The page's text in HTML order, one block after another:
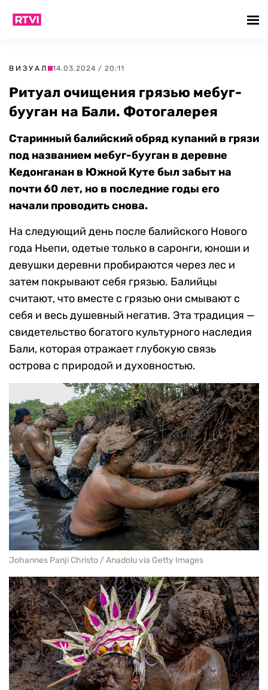
ВИЗУАЛ 14.03.2024 / 20:11
Ритуал очищения грязью мебуг-
бууган на Бали. Фотогалерея
Старинный балийский обряд купаний в грязи
под названием мебуг-бууган в деревне
Кедонганан в Южной Куте был забыт на
почти 60 лет, но в последние годы его
начали проводить снова.
На следующий день после балийского Нового
года Ньепи, одетые только в саронги, юноши и
девушки деревни пробираются через лес и
затем покрывают себя грязью. Балийцы
считают, что вместе с грязью они смывают с
себя и весь душевный негатив. Эта традиция —
свидетельство богатого культурного наследия
Бали, которая отражает глубокую связь
острова с природой и духовностью.
Johannes Panji Christo / Anadolu via Getty Images